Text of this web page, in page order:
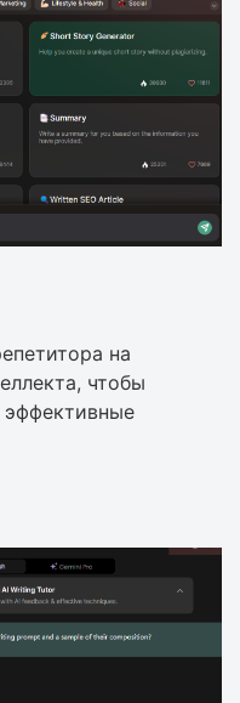
на
чтобы
эффективные